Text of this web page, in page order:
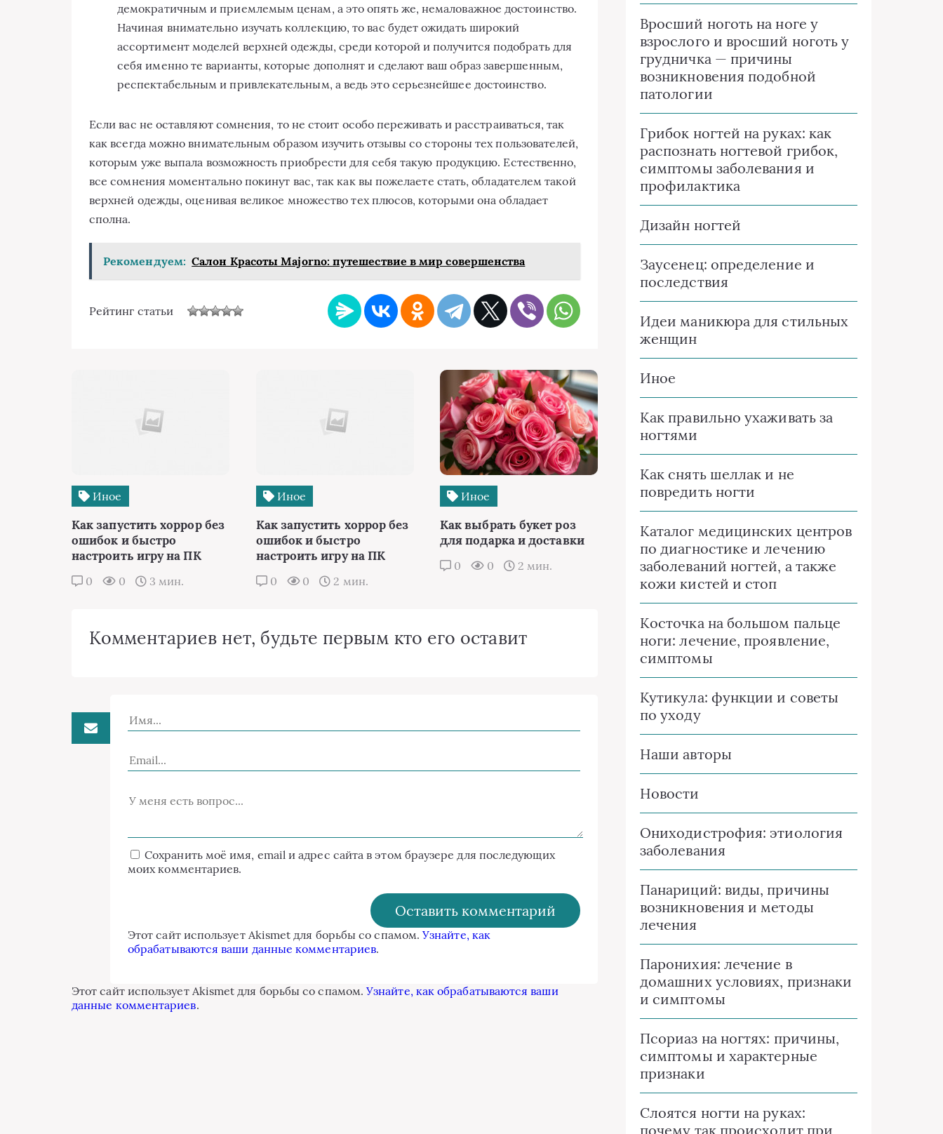
демократичным и приемлемым ценам, а это опять же, немаловажное достоинство.
Начиная внимательно изучать коллекцию, то вас будет ожидать широкий
ассортимент моделей верхней одежды, среди которой и получится подобрать для
себя именно те варианты, которые дополнят и сделают ваш образ завершенным,
респектабельным и привлекательным, а ведь это серьезнейшее достоинство.
Если вас не оставляют сомнения, то не стоит особо переживать и расстраиваться, так
как всегда можно внимательным образом изучить отзывы со стороны тех пользователей,
которым уже выпала возможность приобрести для себя такую продукцию. Естественно,
все сомнения моментально покинут вас, так как вы пожелаете стать, обладателем такой
верхней одежды, оценивая великое множество тех плюсов, которыми она обладает
сполна.
Рекомендуем: Салон Красоты Majorno: путешествие в мир совершенства
Рейтинг статьи
Иное
Как запустить хоррор без
ошибок и быстро
настроить игру на ПК
0 0 3 мин.
Иное
Как запустить хоррор без
ошибок и быстро
настроить игру на ПК
0 0 2 мин.
Иное
Как выбрать букет роз
для подарка и доставки
0 0 2 мин.
Комментариев нет, будьте первым кто его оставит
Сохранить моё имя, email и адрес сайта в этом браузере для последующих
моих комментариев.
Этот сайт использует Akismet для борьбы со спамом.Узнайте, как
обрабатываются ваши данные комментариев.
Этот сайт использует Akismet для борьбы со спамом.Узнайте, как обрабатываются ваши
данные комментариев.
Вросший ноготь на ноге у
взрослого и вросший ноготь у
грудничка — причины
возникновения подобной
патологии
Грибок ногтей на руках: как
распознать ногтевой грибок,
симптомы заболевания и
профилактика
Дизайн ногтей
Заусенец: определение и
последствия
Идеи маникюра для стильных
женщин
Иное
Как правильно ухаживать за
ногтями
Как снять шеллак и не
повредить ногти
Каталог медицинских центров
по диагностике и лечению
заболеваний ногтей, а также
кожи кистей и стоп
Косточка на большом пальце
ноги: лечение, проявление,
симптомы
Кутикула: функции и советы
по уходу
Наши авторы
Новости
Ониходистрофия: этиология
заболевания
Панариций: виды, причины
возникновения и методы
лечения
Паронихия: лечение в
домашних условиях, признаки
и симптомы
Псориаз на ногтях: причины,
симптомы и характерные
признаки
Слоятся ногти на руках:
почему так происходит при